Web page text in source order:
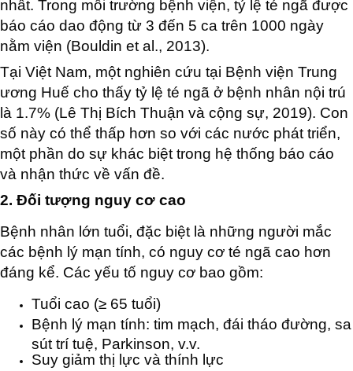
nhất. Trong môi trường bệnh viện, tỷ lệ té ngã được
báo cáo dao động từ 3 đến 5 ca trên 1000 ngày
nằm viện (Bouldin et al., 2013).
Tại Việt Nam, một nghiên cứu tại Bệnh viện Trung
ương Huế cho thấy tỷ lệ té ngã ở bệnh nhân nội trú
là 1.7% (Lê Thị Bích Thuận và cộng sự, 2019). Con
số này có thể thấp hơn so với các nước phát triển,
một phần do sự khác biệt trong hệ thống báo cáo
và nhận thức về vấn đề.
2. Đối tượng nguy cơ cao
Bệnh nhân lớn tuổi, đặc biệt là những người mắc
các bệnh lý mạn tính, có nguy cơ té ngã cao hơn
đáng kể. Các yếu tố nguy cơ bao gồm:
Tuổi cao (≥ 65 tuổi)
Bệnh lý mạn tính: tim mạch, đái tháo đường, sa
sút trí tuệ, Parkinson, v.v.
Suy giảm thị lực và thính lực